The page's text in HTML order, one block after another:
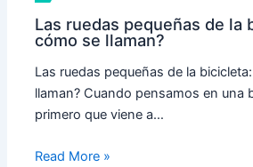
Las ruedas pequeñas de la
cómo se llaman?
Las ruedas pequeñas de la
llaman? Cuando pensamos en una
primero que viene a…
Read More »